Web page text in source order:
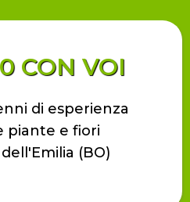
CON VOI
di esperienza
piante e fiori
(BO)